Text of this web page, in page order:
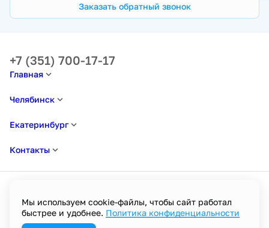
Заказать обратный звонок
Главная
Челябинск
Екатеринбург
Контакты
+7 (351) 700-17-17
Политика в отношении обработки персональных данных
Мы используем cookie-файлы, чтобы сайт работал
быстрее и удобнее. Политика конфиденциальности